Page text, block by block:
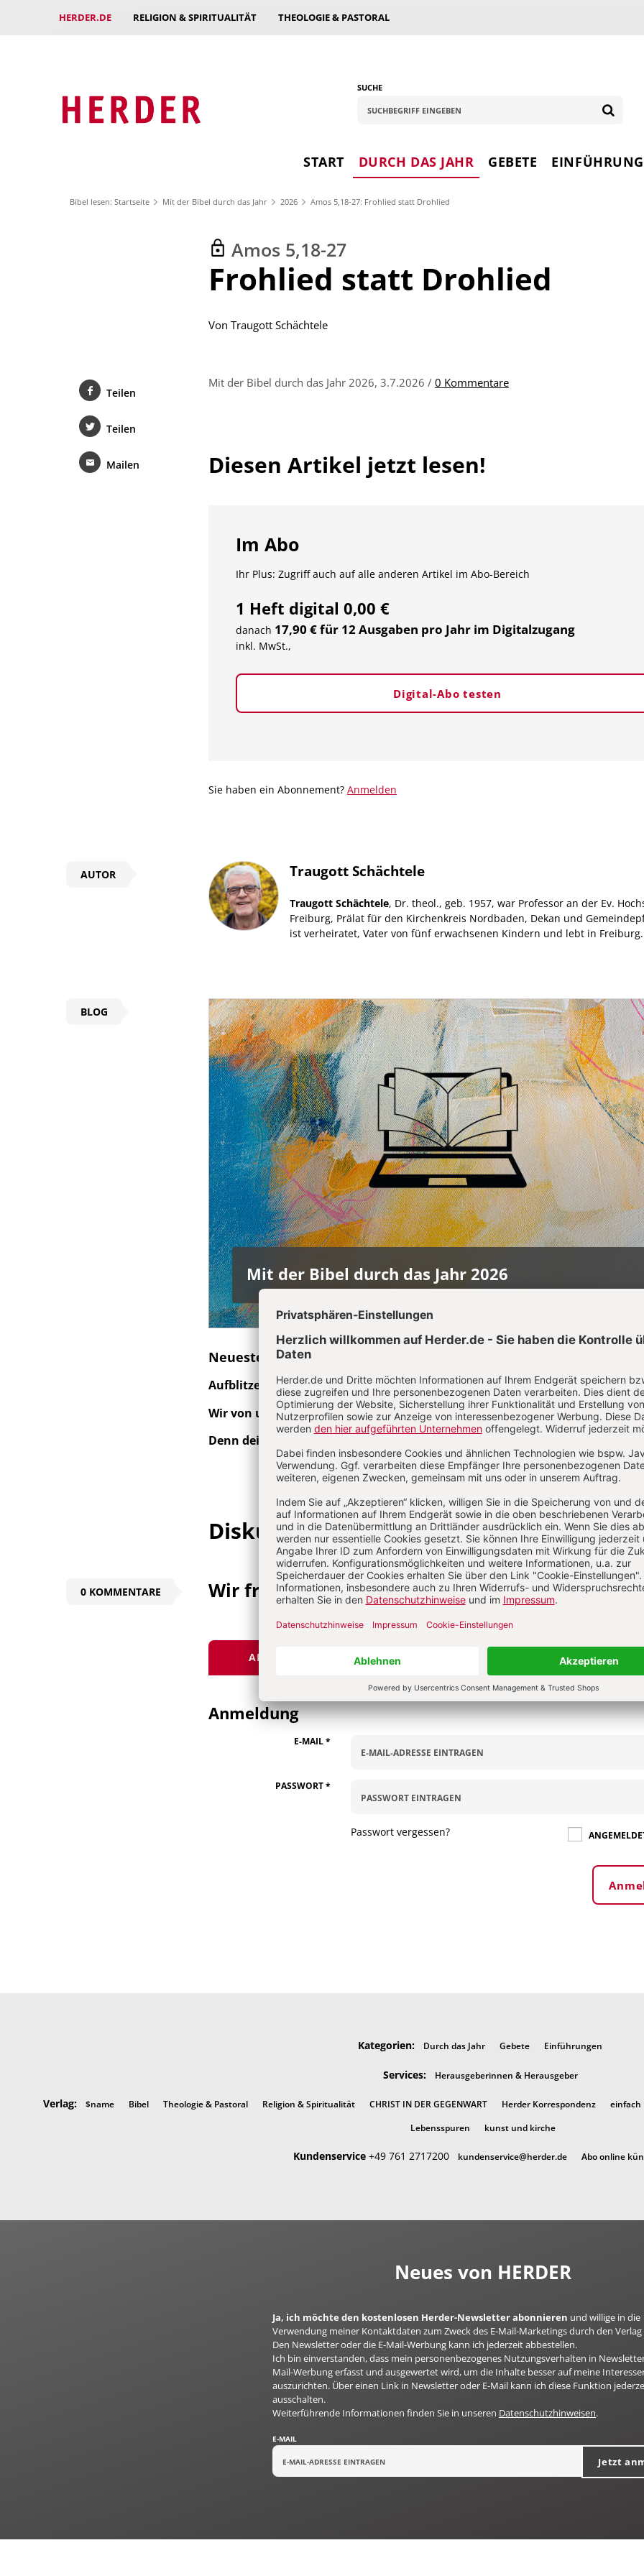
HERDER.DE RELIGION & SPIRITUALITÄT THEOLOGIE & PASTORAL
SUCHE
START DURCH DAS JAHR GEBETE
Bibel lesen: Startseite Mit der Bibel durch das Jahr 2026 Amos 5,18-27: Frohlied statt Drohlied
Amos 5,18-27
:
Frohlied statt Drohlied
Von Traugott Schächtele
Mit der Bibel durch das Jahr 2026, 3.7.2026 / 0 Kommentare
Diesen Artikel jetzt lesen!
Im Abo
Ihr Plus: Zugriff auch auf alle anderen Artikel im Abo-Bereich
1 Heft digital 0,00 €
danach 17,90 € für 12 Ausgaben pro Jahr im Digitalzugang
inkl. MwSt.,
Digital-Abo testen
Sie haben ein Abonnement? Anmelden
Teilen
Teilen
Mailen
AUTOR Traugott Schächtele
Traugott Schächtele, Dr. theol., geb. 1957, war Professor an der Ev.
Freiburg, Prälat für den Kirchenkreis Nordbaden, Dekan und
ist verheiratet, Vater von fünf erwachsenen Kindern und lebt in Freiburg.
BLOG
Mit der Bibel durch das Jahr 2026
Neueste Beiträge
Aufblitzen der Freiheit:Johannes 8,31-36
Wir von unten:Johannes 8,21-30
Denn dein Licht kommt:
Diskussion
0 KOMMENTARE Wir freuen uns über Ihren Kommentar
ANGEMELDET KOMMENTIEREN ALS GAST KOMMENTIEREN
Anmeldung
E-MAIL*
PASSWORT*
Passwort vergessen?
Kategorien: Durch das Jahr Gebete Einführungen
Services: Herausgeberinnen & Herausgeber
Verlag: $name Bibel Theologie & Pastoral Religion & Spiritualität CHRIST IN DER GEGENWART Herder Korrespondenz einfach
Lebensspuren kunst und kirche
Kundenservice +49 761 2717200 kundenservice@herder.de Abo online
Neues von HERDER
Ja, ich möchte den kostenlosen Herder-Newsletter abonnieren und willige in die
Verwendung meiner Kontaktdaten zum Zweck des E-Mail-Marketings durch den
Den Newsletter oder die E-Mail-Werbung kann ich jederzeit abbestellen.
Ich bin einverstanden, dass mein personenbezogenes Nutzungsverhalten in
Mail-Werbung erfasst und ausgewertet wird, um die Inhalte besser auf meine
auszurichten. Über einen Link in Newsletter oder E-Mail kann ich diese Funktion
ausschalten.
Weiterführende Informationen finden Sie in unseren Datenschutzhinweisen.
E-MAIL
Jetzt